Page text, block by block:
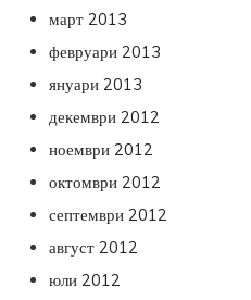
март 2013
февруари 2013
януари 2013
декември 2012
ноември 2012
октомври 2012
септември 2012
август 2012
юли 2012